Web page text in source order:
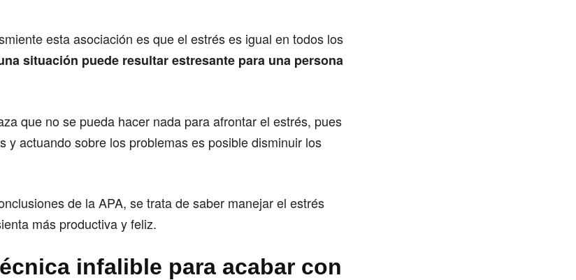
esta asociación es que el estrés es igual en todos los
situación puede resultar estresante para una persona
que no se pueda hacer nada para afrontar el estrés, pues
y actuando sobre los problemas es posible disminuir los
de la APA, se trata de saber manejar el estrés
más productiva y feliz.
infalible para acabar con